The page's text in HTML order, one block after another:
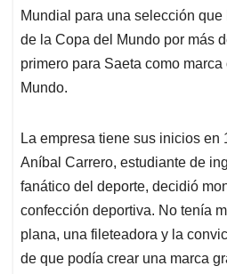
Mundial para una selección
de la Copa del Mundo por más
primero para Saeta como
Mundo.
La empresa tiene sus inicios en
Aníbal Carrero, estudiante de
fanático del deporte, decidió
confección deportiva. No tenía
plana, una fileteadora y la
de que podía crear una marca